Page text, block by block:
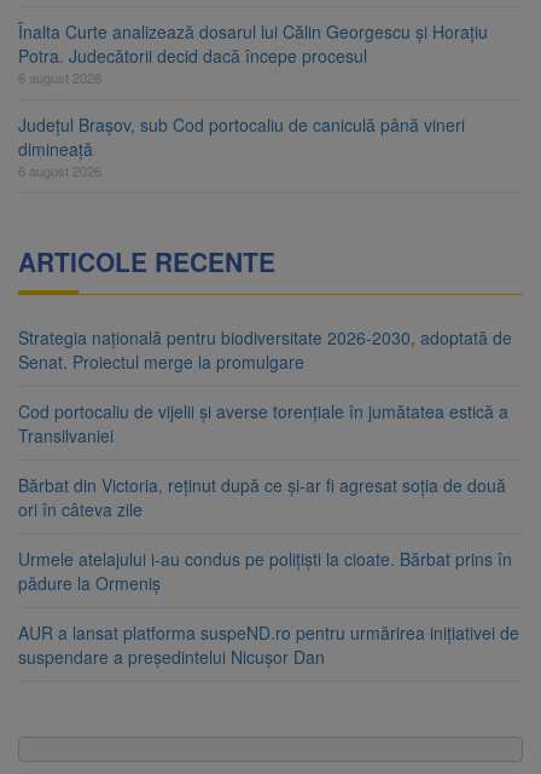
Înalta Curte analizează dosarul lui Călin Georgescu și Horațiu
Potra. Judecătorii decid dacă începe procesul
6 august 2026
Județul Brașov, sub Cod portocaliu de caniculă până vineri
dimineață
6 august 2026
ARTICOLE RECENTE
Strategia națională pentru biodiversitate 2026-2030, adoptată de
Senat. Proiectul merge la promulgare
Cod portocaliu de vijelii și averse torențiale în jumătatea estică a
Transilvaniei
Bărbat din Victoria, reținut după ce și-ar fi agresat soția de două
ori în câteva zile
Urmele atelajului i-au condus pe polițiști la cioate. Bărbat prins în
pădure la Ormeniș
AUR a lansat platforma suspeND.ro pentru urmărirea inițiativei de
suspendare a președintelui Nicușor Dan